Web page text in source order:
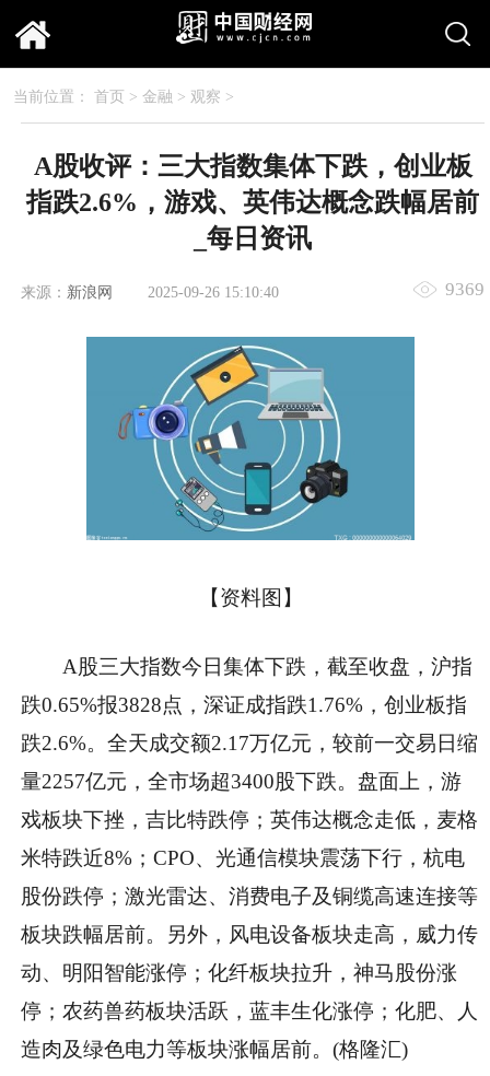
当前位置： 首页 > 金融 > 观察 >
A股收评：三大指数集体下跌，创业板
指跌2.6%，游戏、英伟达概念跌幅居前
_每日资讯
来源： 新浪网 2025-09-26 15:10:40 9369
【资料图】
A股三大指数今日集体下跌，截至收盘，沪指
跌0.65%报3828点，深证成指跌1.76%，创业板指
跌2.6%。全天成交额2.17万亿元，较前一交易日缩
量2257亿元，全市场超3400股下跌。盘面上，游
戏板块下挫，吉比特跌停；英伟达概念走低，麦格
米特跌近8%；CPO、光通信模块震荡下行，杭电
股份跌停；激光雷达、消费电子及铜缆高速连接等
板块跌幅居前。另外，风电设备板块走高，威力传
动、明阳智能涨停；化纤板块拉升，神马股份涨
停；农药兽药板块活跃，蓝丰生化涨停；化肥、人
造肉及绿色电力等板块涨幅居前。(格隆汇)